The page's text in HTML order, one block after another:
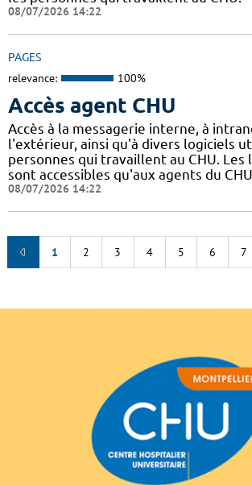
08/07/2026 14:22
PAGES
relevance: 100%
Accès agent CHU
Accès à la messagerie interne, à
l'extérieur, ainsi qu'à divers logiciels
personnes qui travaillent au CHU. Les
sont accessibles qu'aux agents du CHU
08/07/2026 14:22
1 2 3 4 5 6 7